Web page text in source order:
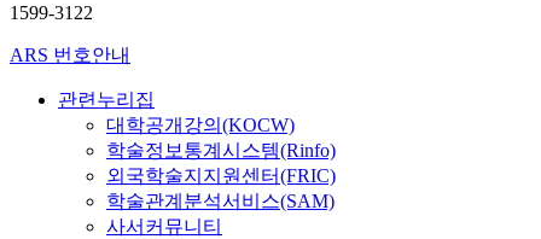
1599-3122
ARS 번호안내
관련누리집
대학공개강의(KOCW)
학술정보통계시스템(Rinfo)
외국학술지지원센터(FRIC)
학술관계분석서비스(SAM)
사서커뮤니티